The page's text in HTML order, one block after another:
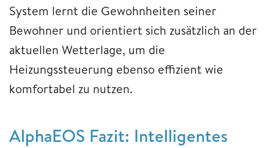
System lernt die Gewohnheiten seiner
Bewohner und orientiert sich zusätzlich an der
aktuellen Wetterlage, um die
Heizungssteuerung ebenso effizient wie
komfortabel zu nutzen.
AlphaEOS Fazit: Intelligentes